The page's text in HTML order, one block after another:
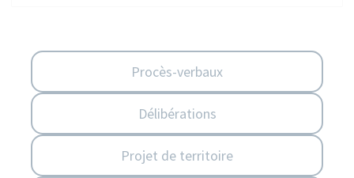
Procès-verbaux
Délibérations
Projet de territoire